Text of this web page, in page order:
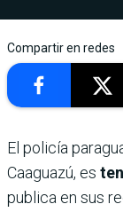
Compartir en redes
El policía
Caaguazú, es
publica en sus